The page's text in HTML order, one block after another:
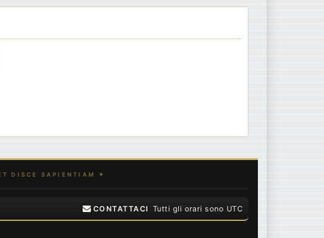
Tutti gli orari sono UTC
CONTATTACI